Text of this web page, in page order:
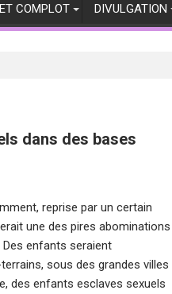
COMPLOT DIVULGATION
dans des bases
reprise par un certain
une des pires abominations
enfants seraient
sous des grandes villes
des enfants esclaves sexuels